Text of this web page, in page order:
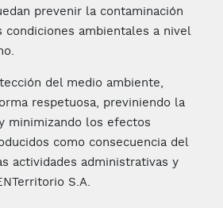
prevenir la contaminación
condiciones ambientales a nivel
del medio ambiente,
respetuosa, previniendo la
minimizando los efectos
como consecuencia del
actividades administrativas y
S.A.